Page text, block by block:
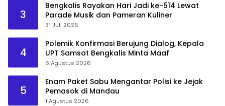
3
Bengkalis Rayakan Hari Jadi ke-514 Lewat
Parade Musik dan Pameran Kuliner
31 Juli 2026
4
Polemik Konfirmasi Berujung Dialog, Kepala
UPT Samsat Bengkalis Minta Maaf
6 Agustus 2026
5
Enam Paket Sabu Mengantar Polisi ke Jejak
Pemasok di Mandau
1 Agustus 2026